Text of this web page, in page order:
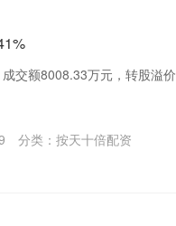
交额8008.33万元，转股溢价
分类： 按天十倍配资